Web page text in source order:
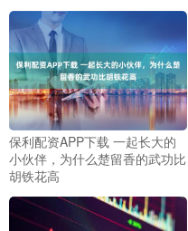
保利配资APP下载 一起长大的
小伙伴，为什么楚留香的武功比
胡铁花高